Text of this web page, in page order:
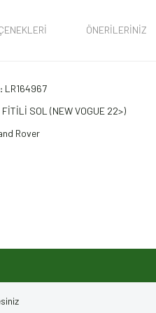
ÖNERILERINIZ
LR164967
SOL (NEW VOGUE 22>)
Rover